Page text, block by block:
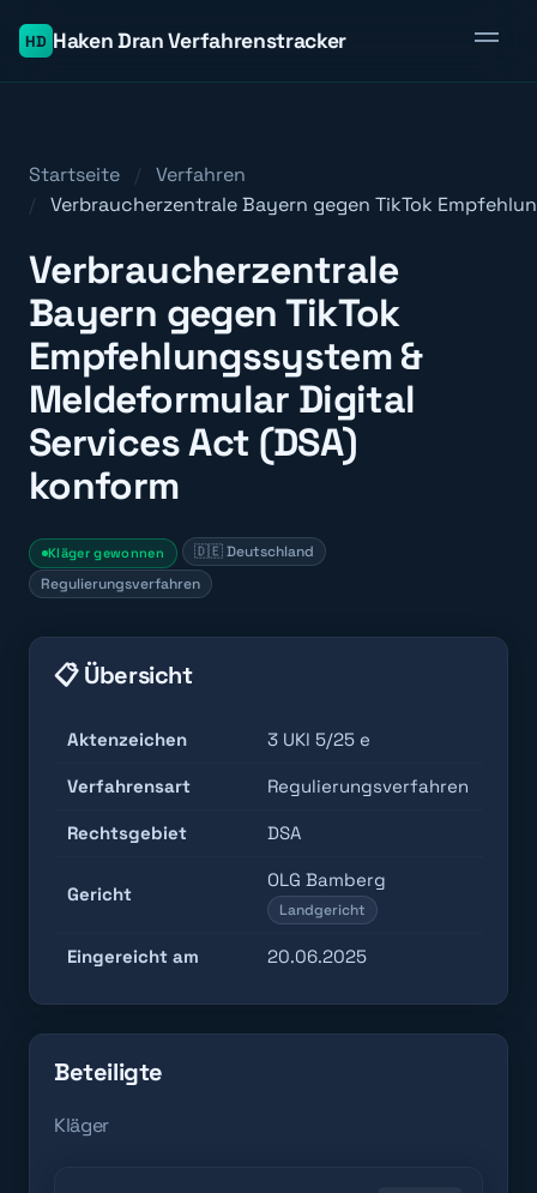
HD Haken Dran Verfahrenstracker
Startseite
Verfahren
Verbraucherzentrale Bayern gegen TikTok
Verbraucherzentrale
Bayern gegen TikTok
Empfehlungssystem &
Meldeformular Digital
Services Act (DSA)
konform
Kläger gewonnen
🇩🇪 Deutschland
Regulierungsverfahren
📋 Übersicht
Aktenzeichen 3 UKl 5/25 e
Verfahrensart Regulierungsverfahren
Rechtsgebiet DSA
Gericht
OLG Bamberg
Landgericht
Eingereicht am 20.06.2025
Beteiligte
Kläger